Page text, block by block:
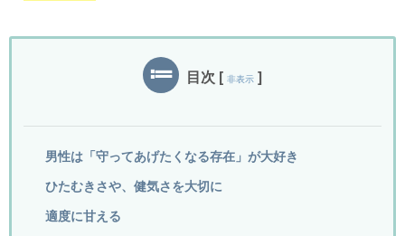
目次 [ 非表示 ]
男性は「守ってあげたくなる存在」が大好き
ひたむきさや、健気さを大切に
適度に甘える